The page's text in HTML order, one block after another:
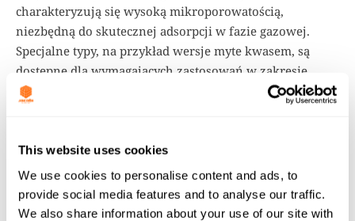
This website uses cookies
We use cookies to personalise content and ads, to
provide social media features and to analyse our traffic.
We also share information about your use of our site with
charakteryzują się wysoką mikroporowatością,
niezbędną do skutecznej adsorpcji w fazie gazowej.
Specjalne typy, na przykład wersje myte kwasem, są
dostępne dla wymagających zastosowań w zakresie
bezpieczeństwa i czystości.